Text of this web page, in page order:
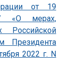
от 19
«О мерах,
Российской
Президента
2022 г. N